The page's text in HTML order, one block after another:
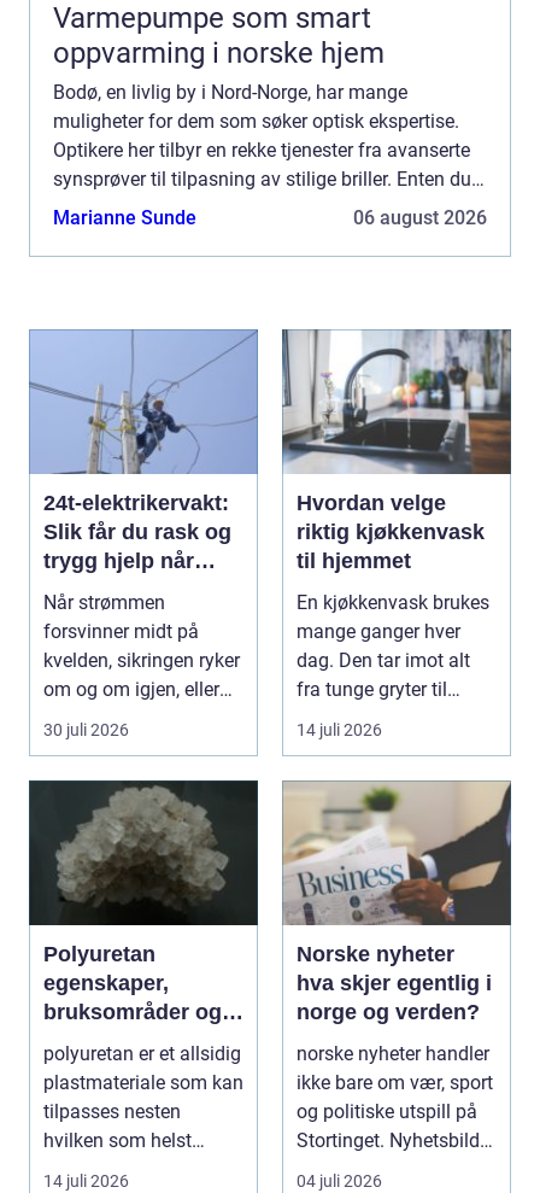
Varmepumpe som smart
oppvarming i norske hjem
Bodø, en livlig by i Nord-Norge, har mange
muligheter for dem som søker optisk ekspertise.
Optikere her tilbyr en rekke tjenester fra avanserte
synsprøver til tilpasning av stilige briller. Enten du
er en lokal innbygger eller ba...
Marianne Sunde 06 august 2026
24t-elektrikervakt:
Slik får du rask og
trygg hjelp når
strømmen svikter
Når strømmen
forsvinner midt på
kvelden, sikringen ryker
om og om igjen, eller
de...
30 juli 2026
Hvordan velge
riktig kjøkkenvask
til hjemmet
En kjøkkenvask brukes
mange ganger hver
dag. Den tar imot alt
fra tunge gryter til
skarpe kniver og ...
14 juli 2026
Polyuretan
egenskaper,
bruksområder og
fordeler i
industrien
polyuretan er et allsidig
plastmateriale som kan
tilpasses nesten
hvilken som helst
oppgave. Fra myk...
14 juli 2026
Norske nyheter
hva skjer egentlig i
norge og verden?
norske nyheter handler
ikke bare om vær, sport
og politiske utspill på
Stortinget. Nyhetsbildet
form...
04 juli 2026